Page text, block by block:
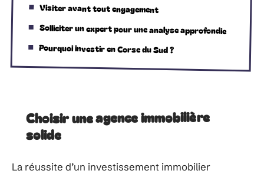
Visiter avant tout engagement
Solliciter un expert pour une analyse approfondie
Pourquoi investir en Corse du Sud ?
Choisir une agence immobilière
solide
La réussite d’un investissement immobilier